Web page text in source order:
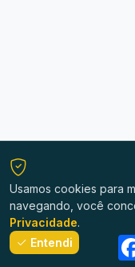
Usamos cookies para
navegando, você
Privacidade.
Entendi